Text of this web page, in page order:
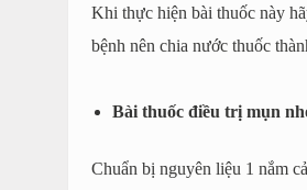
Khi thực hiện bài thuốc này
bệnh nên chia nước thuốc
Bài thuốc điều trị mụn
Chuẩn bị nguyên liệu 1 nắm